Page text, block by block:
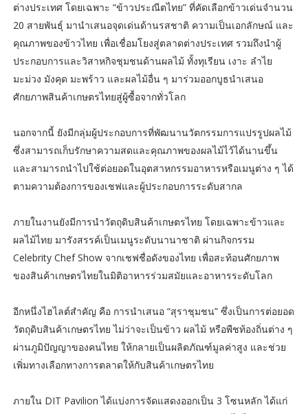
ต่างประเทศ โดยเฉพาะ “ข้าวประณีตไทย” ที่คัดเลือกข้าวเด่นจำนวน
20 สายพันธุ์ มานำเสนอจุดเด่นด้านรสชาติ ความเป็นเอกลักษณ์ และ
คุณภาพของข้าวไทย เพื่อเชื่อมโยงสู่ตลาดต่างประเทศ รวมถึงนำผู้
ประกอบการและวิสาหกิจชุมชนด้านผลไม้ ทั้งทุเรียน เงาะ ลำไย
มะม่วง มังคุด มะพร้าว และผลไม้อื่น ๆ มาร่วมออกบูธนำเสนอ
ศักยภาพสินค้าเกษตรไทยสู่ผู้ซื้อจากทั่วโลก
นอกจากนี้ ยังมีกลุ่มผู้ประกอบการที่พัฒนานวัตกรรมการแปรรูปผลไม้
ซึ่งสามารถเก็บรักษาความสดและคุณภาพของผลไม้ไว้ได้นานขึ้น
และสามารถนำไปใช้ต่อยอดในอุตสาหกรรมอาหารหรือเมนูต่าง ๆ ได้
ตามความต้องการของเชฟและผู้ประกอบการระดับสากล
ภายในงานยังมีการนำวัตถุดิบสินค้าเกษตรไทย โดยเฉพาะข้าวและ
ผลไม้ไทย มารังสรรค์เป็นเมนูระดับนานาชาติ ผ่านกิจกรรม
Celebrity Chef Show จากเชฟชื่อดังของไทย เพื่อสะท้อนศักยภาพ
ของสินค้าเกษตรไทยในมิติอาหารร่วมสมัยและอาหารระดับโลก
อีกหนึ่งไฮไลต์สำคัญ คือ การนำเสนอ “สุราชุมชน” ซึ่งเป็นการต่อยอด
วัตถุดิบสินค้าเกษตรไทย ไม่ว่าจะเป็นข้าว ผลไม้ หรือพืชท้องถิ่นต่าง ๆ
ผ่านภูมิปัญญาของคนไทย ให้กลายเป็นผลิตภัณฑ์มูลค่าสูง และช่วย
เพิ่มทางเลือกทางการตลาดให้กับสินค้าเกษตรไทย
ภายใน DIT Pavilion ได้แบ่งการจัดแสดงออกเป็น 3 โซนหลัก ได้แก่